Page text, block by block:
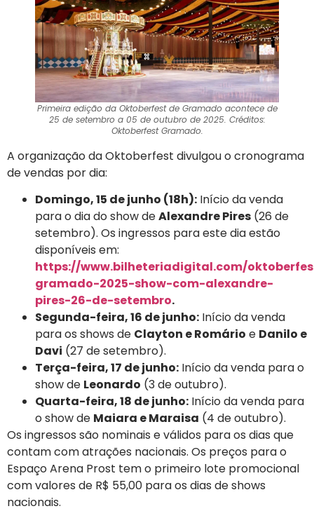
Primeira edição da Oktoberfest de Gramado acontece de
25 de setembro a 05 de outubro de 2025. Créditos:
Oktoberfest Gramado.
A organização da Oktoberfest divulgou o cronograma
de vendas por dia:
Domingo, 15 de junho (18h): Início da venda
para o dia do show deAlexandre Pires (26 de
setembro). Os ingressos para este dia estão
disponíveis em:
https://www.bilheteriadigital.com/
gramado-2025-show-com-alexandre-
pires-26-de-setembro.
Segunda-feira, 16 de junho: Início da venda
para os shows de Clayton e Romário e Danilo e
Davi (27 de setembro).
Terça-feira, 17 de junho: Início da venda para o
show de Leonardo (3 de outubro).
Quarta-feira, 18 de junho: Início da venda para
o show de Maiara e Maraisa (4 de outubro).
Os ingressos são nominais e válidos para os dias que
contam com atrações nacionais. Os preços para o
Espaço Arena Prost tem o primeiro lote promocional
com valores de R$ 55,00 para os dias de shows
nacionais.